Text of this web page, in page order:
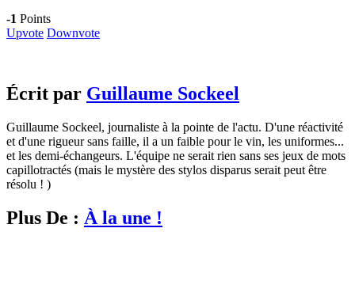
-1 Points
Upvote Downvote
Écrit par Guillaume Sockeel
Guillaume Sockeel, journaliste à la pointe de l'actu. D'une réactivité
et d'une rigueur sans faille, il a un faible pour le vin, les uniformes...
et les demi-échangeurs. L'équipe ne serait rien sans ses jeux de mots
capillotractés (mais le mystère des stylos disparus serait peut être
résolu ! )
Plus De : À la une !